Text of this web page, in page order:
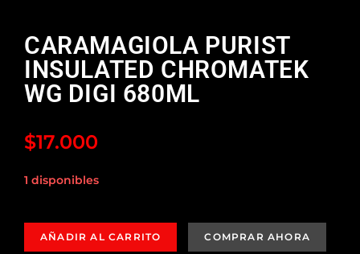
CARAMAGIOLA PURIST
INSULATED CHROMATEK
WG DIGI 680ML
$17.000
1 disponibles
AÑADIR AL CARRITO